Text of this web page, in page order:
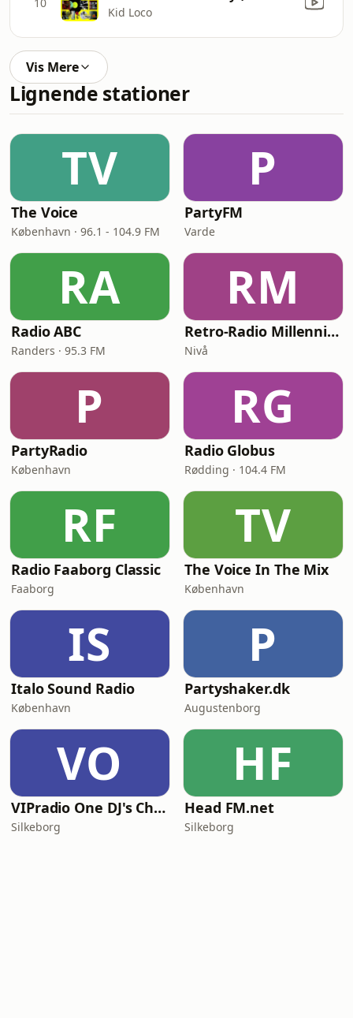
Kid Loco
Vis Mere
Lignende stationer
TV
The Voice
København · 96.1 - 104.9 FM
P
PartyFM
Varde
RA
Radio ABC
Randers · 95.3 FM
RM
Retro-Radio Millennium
Nivå
P
PartyRadio
København
RG
Radio Globus
Rødding · 104.4 FM
RF
Radio Faaborg Classic
Faaborg
TV
The Voice In The Mix
København
IS
Italo Sound Radio
København
P
Partyshaker.dk
Augustenborg
VO
VIPradio One DJ's Choice
Silkeborg
HF
Head FM.net
Silkeborg